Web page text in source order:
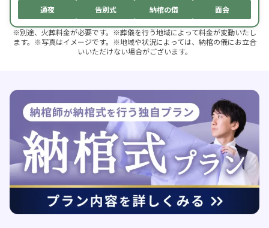
通夜 告別式 納棺の儀 面会
※別途、火葬料金が必要です。※葬儀を行う地域によって料金が変動いたし
ます。※写真はイメージです。※地域や状況によっては、納棺の儀にお立合
いいただけない場合がございます。